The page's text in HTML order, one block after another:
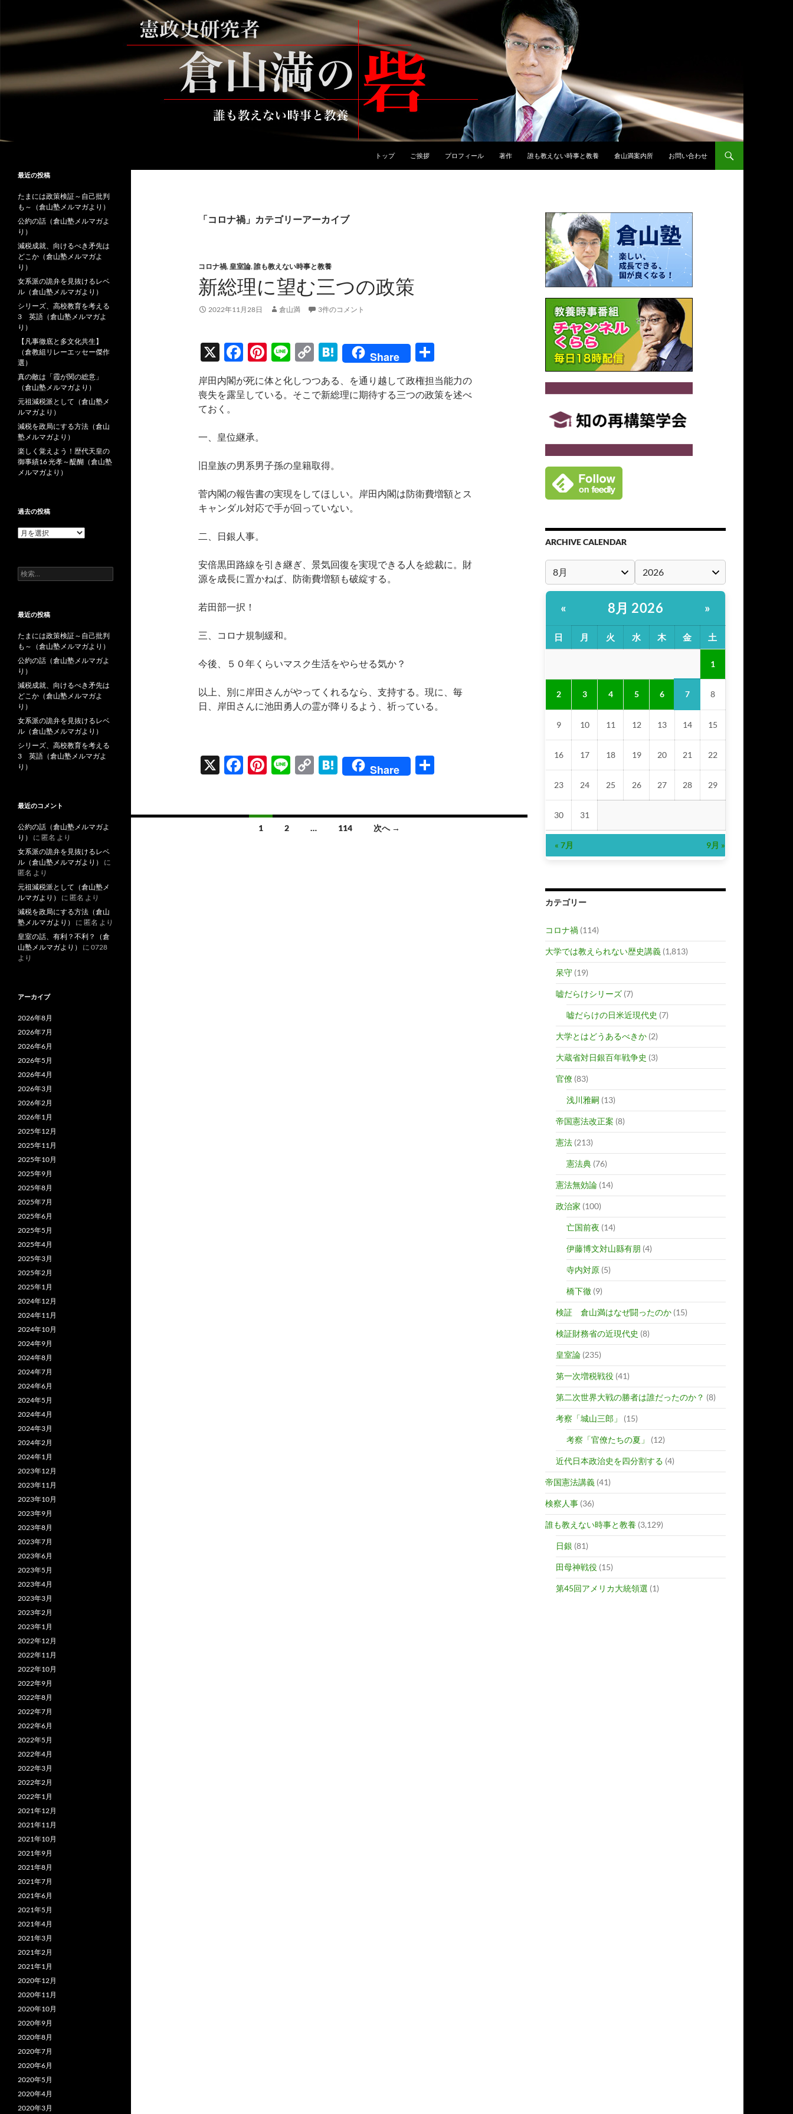
テ
ン
へ
ス
トップ ご挨拶 プロフィール 著作 誰も教えない時事と教養 倉山満案内所 お問い合わせ
「コロナ禍」カテゴリーアーカイブ
コロナ禍,皇室論,誰も教えない時事と教養
新総理に望む三つの政策
2022年11月28日 倉山満 3件のコメント
X
F
ac
e
o
o
k
Pi
nt
er
Li
n
e
C
p
k
H
at
e
Share
有
岸田内閣が死に体と化しつつある、を通り越して政権担当能力の
喪失を露呈している。そこで新総理に期待する三つの政策を述べ
ておく。
一、皇位継承。
旧皇族の男系男子孫の皇籍取得。
菅内閣の報告書の実現をしてほしい。岸田内閣は防衛費増額とス
キャンダル対応で手が回っていない。
二、日銀人事。
安倍黒田路線を引き継ぎ、景気回復を実現できる人を総裁に。財
源を成長に置かねば、防衛費増額も破綻する。
若田部一択！
三、コロナ規制緩和。
今後、５０年くらいマスク生活をやらせる気か？
以上、別に岸田さんがやってくれるなら、支持する。現に、毎
日、岸田さんに池田勇人の霊が降りるよう、祈っている。
X
F
b
Pi
es
Li
C
y
H
at
n
Share
1 2 … 114 次へ →
ARCHIVE CALENDAR
« 8月 2026 »
日 月 火 水 木 金 土
1
2 3 4 5 6 7 8
9 10 11 12 13 14 15
16 17 18 19 20 21 22
23 24 25 26 27 28 29
30 31
« 7月 9月 »
カテゴリー
コロナ禍 (114)
大学では教えられない歴史講義 (1,813)
呆守 (19)
嘘だらけシリーズ (7)
嘘だらけの日米近現代史 (7)
大学とはどうあるべきか (2)
大蔵省対日銀百年戦争史 (3)
官僚 (83)
浅川雅嗣 (13)
帝国憲法改正案 (8)
憲法 (213)
憲法典 (76)
憲法無効論 (14)
政治家 (100)
亡国前夜 (14)
伊藤博文対山縣有朋 (4)
寺内対原 (5)
橋下徹 (9)
検証 倉山満はなぜ闘ったのか (15)
検証財務省の近現代史 (8)
皇室論 (235)
第一次増税戦役 (41)
第二次世界大戦の勝者は誰だったのか？ (8)
考察「城山三郎」 (15)
考察「官僚たちの夏」 (12)
近代日本政治史を四分割する (4)
帝国憲法講義 (41)
検察人事 (36)
誰も教えない時事と教養 (3,129)
日銀 (81)
田母神戦役 (15)
第45回アメリカ大統領選 (1)
倉山満の砦～誰も教えない時事と教
最近の投稿
たまには政策検証～自己批判
も～（倉山塾メルマガより）
公約の話（倉山塾メルマガよ
り）
減税成就、向けるべき矛先は
どこか（倉山塾メルマガよ
り）
女系派の詭弁を見抜けるレベ
ル（倉山塾メルマガより）
シリーズ、高校教育を考える
3 英語（倉山塾メルマガよ
り）
【凡事徹底と多文化共生】
（倉教組リレーエッセー傑作
選）
真の敵は「霞が関の総意」
（倉山塾メルマガより）
元祖減税派として（倉山塾メ
ルマガより）
減税を政局にする方法（倉山
塾メルマガより）
楽しく覚えよう！歴代天皇の
御事績16 光孝～醍醐（倉山塾
メルマガより）
過去の投稿
過
稿
検
索:
最近の投稿
たまには政策検証～自己批判
も～（倉山塾メルマガより）
公約の話（倉山塾メルマガよ
り）
減税成就、向けるべき矛先は
どこか（倉山塾メルマガよ
り）
女系派の詭弁を見抜けるレベ
ル（倉山塾メルマガより）
シリーズ、高校教育を考える
3 英語（倉山塾メルマガよ
り）
最近のコメント
公約の話（倉山塾メルマガよ
り）
に 匿名 より
女系派の詭弁を見抜けるレベ
ル（倉山塾メルマガより）
に
匿名 より
元祖減税派として（倉山塾メ
ルマガより）
に 匿名 より
減税を政局にする方法（倉山
塾メルマガより）
に 匿名 より
皇室の話、有利？不利？（倉
山塾メルマガより）
に 0728
より
アーカイブ
2026年8月
2026年7月
2026年6月
2026年5月
2026年4月
2026年3月
2026年2月
2026年1月
2025年12月
2025年11月
2025年10月
2025年9月
2025年8月
2025年7月
2025年6月
2025年5月
2025年4月
2025年3月
2025年2月
2025年1月
2024年12月
2024年11月
2024年10月
2024年9月
2024年8月
2024年7月
2024年6月
2024年5月
2024年4月
2024年3月
2024年2月
2024年1月
2023年12月
2023年11月
2023年10月
2023年9月
2023年8月
2023年7月
2023年6月
2023年5月
2023年4月
2023年3月
2023年2月
2023年1月
2022年12月
2022年11月
2022年10月
2022年9月
2022年8月
2022年7月
2022年6月
2022年5月
2022年4月
2022年3月
2022年2月
2022年1月
2021年12月
2021年11月
2021年10月
2021年9月
2021年8月
2021年7月
2021年6月
2021年5月
2021年4月
2021年3月
2021年2月
2021年1月
2020年12月
2020年11月
2020年10月
2020年9月
2020年8月
2020年7月
2020年6月
2020年5月
2020年4月
2020年3月